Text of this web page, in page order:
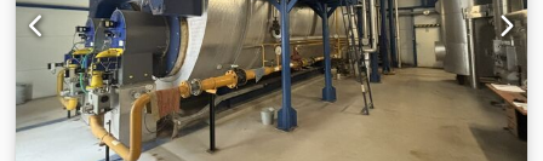
Voedwaterpomp (Grundfos) met een vermogen van 5,5 kW
- Bedrijfsurenteller voor olie- en gasbedrijf -
Bedieningskast met bedieningselementen - Diverse
leidingen, kleppen en appendages Machine (aanvullend):
olie- en gasgestookte stoomketel in driedoorsconstructie
met voorverwarmer Stoomcapaciteit: 7000 kg/uur Max.